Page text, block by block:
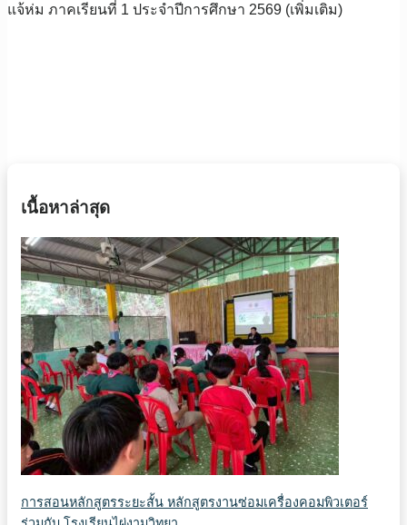
แจ้ห่ม ภาคเรียนที่ 1 ประจำปีการศึกษา 2569 (เพิ่มเติม)
เนื้อหาล่าสุด
การสอนหลักสูตรระยะสั้น หลักสูตรงานซ่อมเครื่องคอมพิวเตอร์